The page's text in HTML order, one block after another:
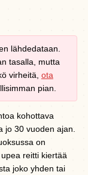
lähdedataan.
tasalla, mutta
virheitä, ota
pian.
kohottava
jo 30 vuoden ajan.
on
reitti kiertää
joko yhden tai